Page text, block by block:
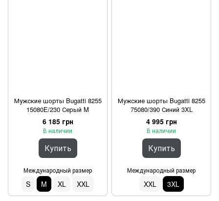
Мужские шорты Bugatti 8255
15080E/230 Серый M
6 185 грн
В наличии
Купить
Международный размер
S M XL XXL
Мужские шорты Bugatti 8255
75080/390 Синий 3XL
4 995 грн
В наличии
Купить
Международный размер
XXL 3XL